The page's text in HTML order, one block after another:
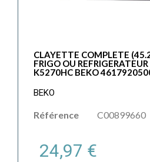
CLAYETTE COMPLETE
FRIGO OU
K5270HC BEKO
BEKO
Référence C00899660
24,97 €